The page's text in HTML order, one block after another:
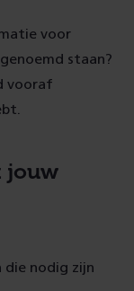
voor
staan?
vooraf
jouw
die nodig zijn